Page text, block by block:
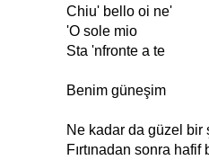
Chiu' bello oi ne'
'O sole mio
Sta 'nfronte a te
Benim güneşim
Ne kadar da güzel bir
Fırtınadan sonra hafif